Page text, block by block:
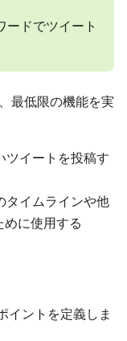
ードでツイート
最低限の機能を実
ツイートを投稿す
タイムラインや他
に使用する
イントを定義しま